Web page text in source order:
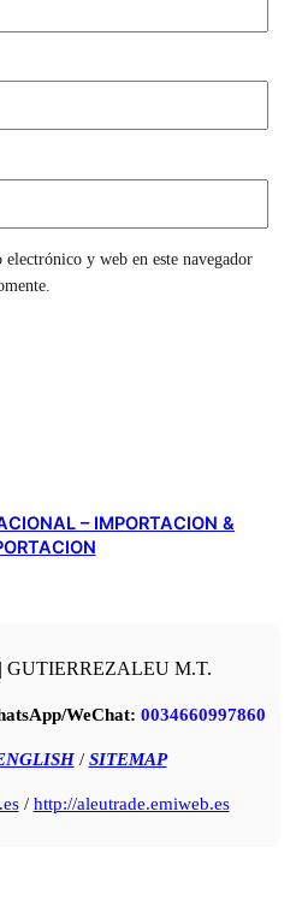
y web en este navegador
– IMPORTACION &
GUTIERREZALEU M.T.
WeChat: 0034660997860
/ SITEMAP
/ http://aleutrade.emiweb.es